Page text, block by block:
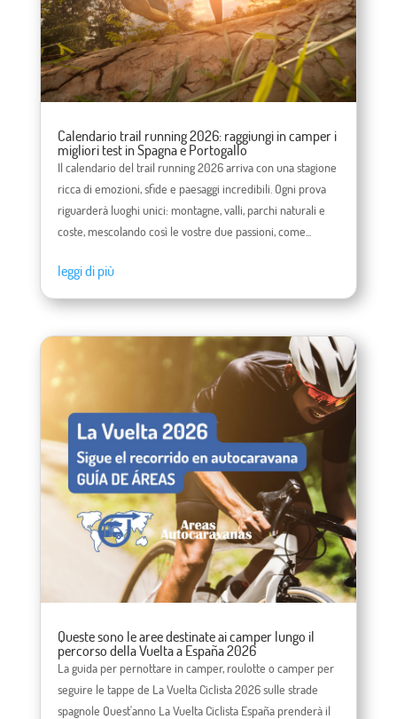
Calendario trail running 2026: raggiungi in camper i
migliori test in Spagna e Portogallo
Il calendario del trail running 2026 arriva con una stagione
ricca di emozioni, sfide e paesaggi incredibili. Ogni prova
riguarderà luoghi unici: montagne, valli, parchi naturali e
coste, mescolando così le vostre due passioni, come...
leggi di più
Queste sono le aree destinate ai camper lungo il
percorso della Vuelta a España 2026
La guida per pernottare in camper, roulotte o camper per
seguire le tappe de La Vuelta Ciclista 2026 sulle strade
spagnole Quest'anno La Vuelta Ciclista España prenderà il